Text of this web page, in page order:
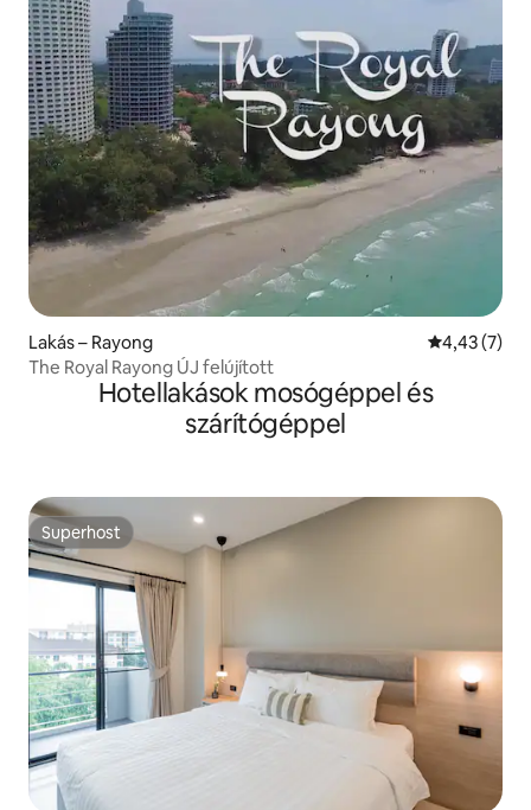
Lakás – Rayong Átlagos
4,43 (7)
The Royal Rayong ÚJ felújított
Hotellakások mosógéppel és
szárítógéppel
Superhost
Superhost